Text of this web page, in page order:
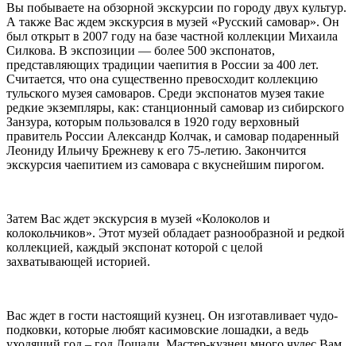
Вы побываете на обзорной экскурсии по городу двух культур.
А также Вас ждем экскурсия в музей «Русский самовар». Он
был открыт в 2007 году на базе частной коллекции Михаила
Силкова. В экспозиции — более 500 экспонатов,
представляющих традиции чаепития в России за 400 лет.
Считается, что она существенно превосходит коллекцию
тульского музея самоваров. Среди экспонатов музея такие
редкие экземпляры, как: станционный самовар из сибирского
Занзура, которым пользовался в 1920 году верховный
правитель России Александр Колчак, и самовар подаренный
Леониду Ильичу Брежневу к его 75-летию. Закончится
экскурсия чаепитием из самовара с вкуснейшим пирогом.
Затем Вас ждет экскурсия в музей «Колоколов и
колокольчиков». Этот музей обладает разнообразной и редкой
коллекцией, каждый экспонат которой с целой
захватывающей историей.
Вас ждет в гости настоящий кузнец. Он изготавливает чудо-
подковки, которые любят касимовские лошадки, а ведь